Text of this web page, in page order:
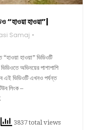
“হাওয়া হাওয়া”|
Samaj
হাওয়া” ভিডিওটি
অভিনয়ের পাশাপাশি
এই ভিডিওটি এখনও পর্যন্ত
লিংক –
3837 total views